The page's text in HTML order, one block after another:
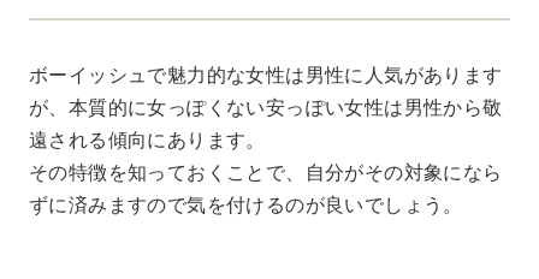
ボーイッシュで魅力的な女性は男性に人気があります
が、本質的に女っぽくない安っぽい女性は男性から敬
遠される傾向にあります。
その特徴を知っておくことで、自分がその対象になら
ずに済みますので気を付けるのが良いでしょう。